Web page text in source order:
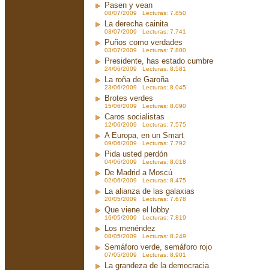
Pasen y vean
08/07/2009 Lecturas: 7.850
La derecha cainita
03/07/2009 Lecturas: 7.741
Puños como verdades
03/07/2009 Lecturas: 7.800
Presidente, has estado cumbre
24/06/2009 Lecturas: 8.581
La roña de Garoña
23/06/2009 Lecturas: 8.045
Brotes verdes
15/06/2009 Lecturas: 8.090
Caros socialistas
12/06/2009 Lecturas: 7.575
A Europa, en un Smart
09/06/2009 Lecturas: 7.792
Pida usted perdón
04/06/2009 Lecturas: 8.018
De Madrid a Moscú
02/06/2009 Lecturas: 8.475
La alianza de las galaxias
20/05/2009 Lecturas: 7.678
Que viene el lobby
16/05/2009 Lecturas: 7.819
Los menéndez
08/05/2009 Lecturas: 8.249
Semáforo verde, semáforo rojo
07/05/2009 Lecturas: 8.901
La grandeza de la democracia